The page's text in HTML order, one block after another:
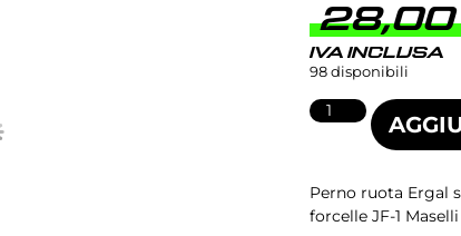
IVA INCLUSA
98 disponibili
Perno ruota Ergal
forcelle JF-1 Maselli